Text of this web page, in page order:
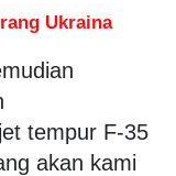
Ukraina
tempur F-35
akan kami